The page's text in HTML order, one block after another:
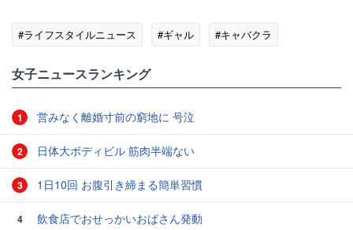
#ライフスタイルニュース #ギャル #キャバクラ
女子ニュースランキング
1 営みなく離婚寸前の窮地に 号泣
2 日体大ボディビル 筋肉半端ない
3 1日10回 お腹引き締まる簡単習慣
4 飲食店でおせっかいおばさん発動